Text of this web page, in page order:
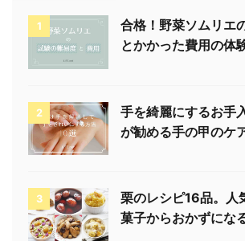
1
合格！野菜ソムリエ
とかかった費用の体
2
手を綺麗にするお手
が勧める手の甲のケ
3
栗のレシピ16品。人
菓子からおかずにな